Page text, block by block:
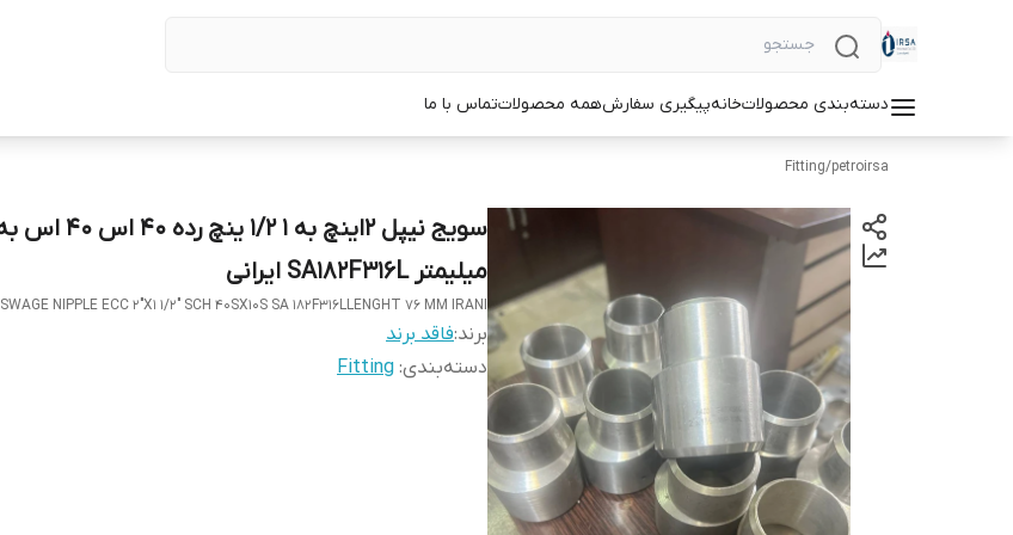
دسته‌بندی محصولاتخانهپیگیری سفارشهمه محصولاتتماس با ما
petroirsa
/
Fitting
میلیمتر SA182F316L ایرانی
SWAGE NIPPLE ECC 2"X1 1/2" SCH 40SX10S SA 182F316LLENGHT 76 MM IRANI
برند:فاقد برند
دسته‌بندی:
Fitting